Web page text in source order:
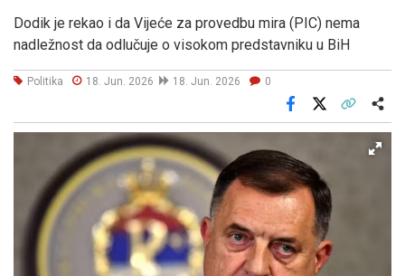
Dodik je rekao i da Vijeće za provedbu mira (PIC) nema
nadležnost da odlučuje o visokom predstavniku u BiH
Politika 18. Jun. 2026 18. Jun. 2026 0
Facebook